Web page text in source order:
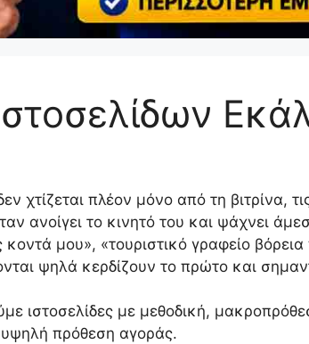
χτίζεται πλέον μόνο από τη βιτρίνα,
ανοίγει το κινητό του και ψάχνει
μου», «τουριστικό γραφείο
ψηλά κερδίζουν το πρώτο και
ιστοσελίδες με μεθοδική,
πρόθεση αγοράς.